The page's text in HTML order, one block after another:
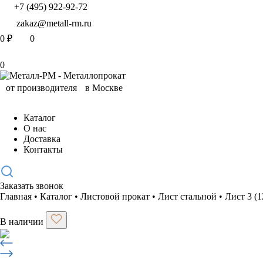
+7 (495) 922-92-72
zakaz@metall-rm.ru
0 ₽ 0
0
Каталог
О нас
Доставка
Контакты
Заказать звонок
Главная • Каталог • Листовой прокат • Лист стальной • Лист 3
В наличии